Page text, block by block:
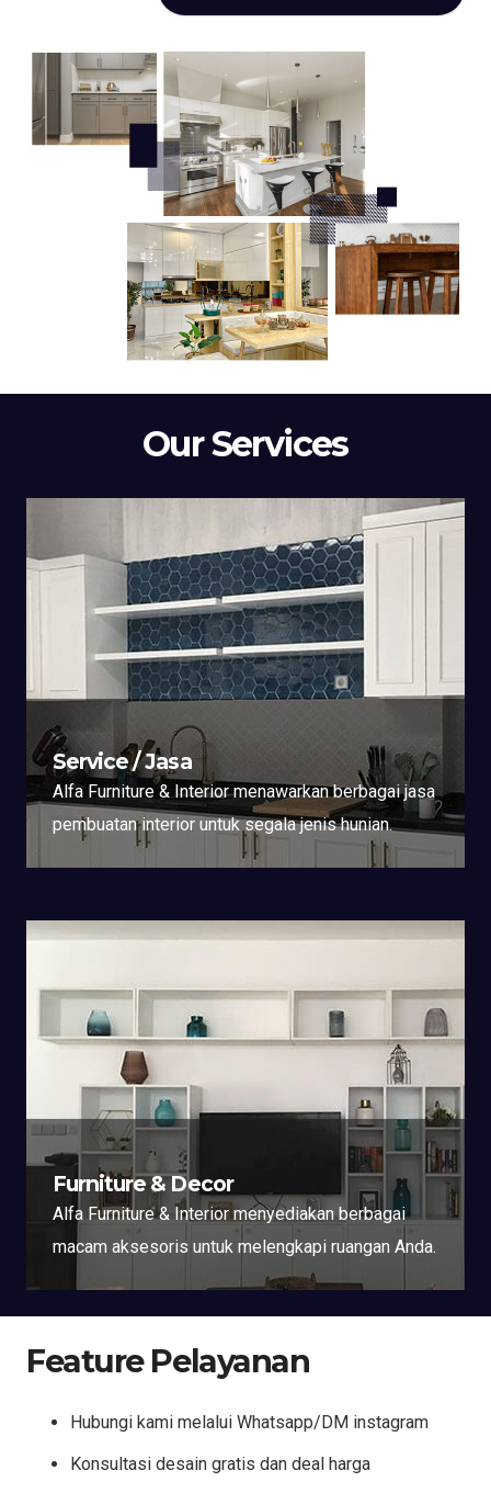
Our Services
Service / Jasa
Alfa Furniture & Interior menawarkan berbagai jasa
pembuatan interior untuk segala jenis hunian.
Furniture & Decor
Alfa Furniture & Interior menyediakan berbagai
macam aksesoris untuk melengkapi ruangan Anda.
Feature Pelayanan
Hubungi kami melalui Whatsapp/DM instagram
Konsultasi desain gratis dan deal harga